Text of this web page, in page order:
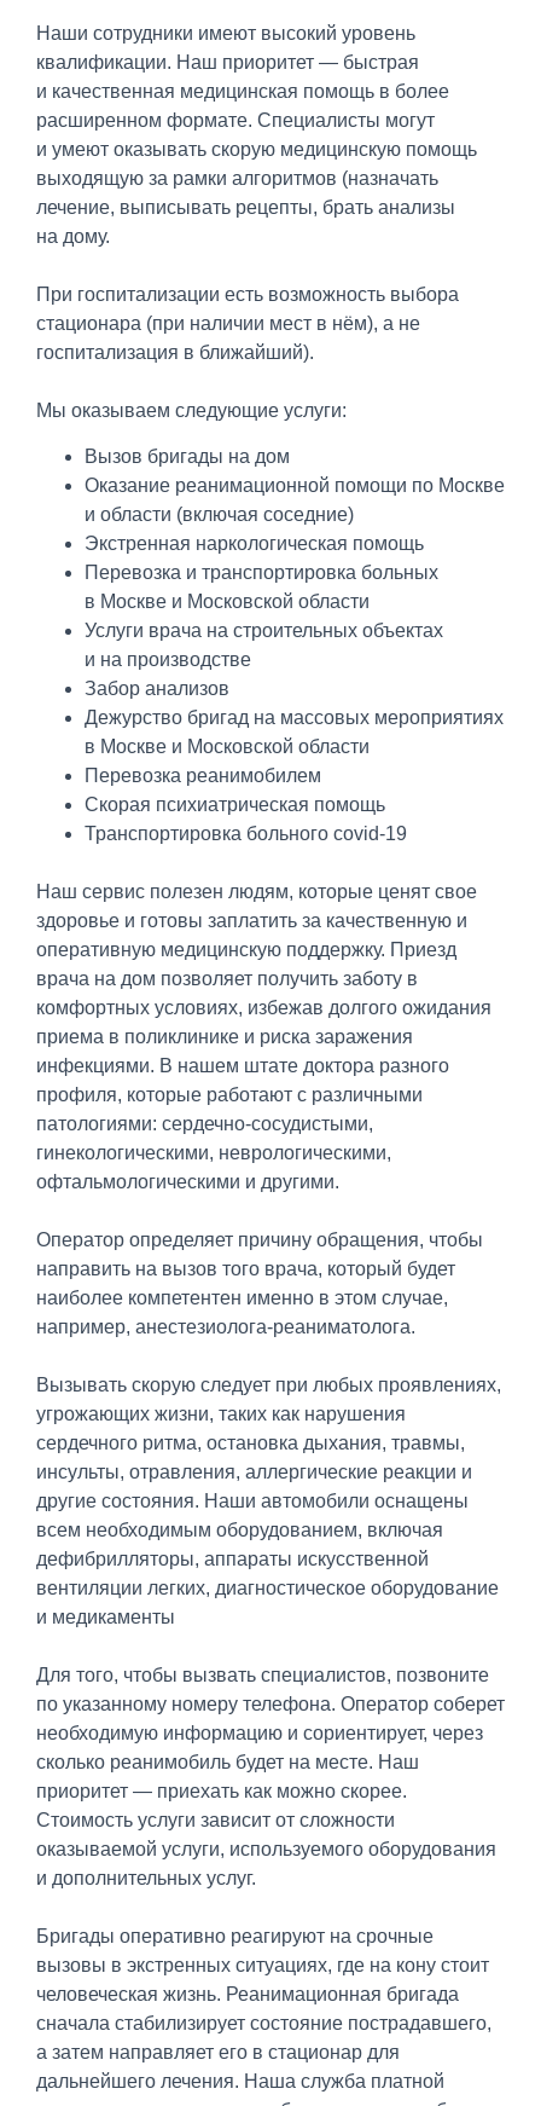
Наши сотрудники имеют высокий уровень
квалификации. Наш приоритет — быстрая
и качественная медицинская помощь в более
расширенном формате. Специалисты могут
и умеют оказывать скорую медицинскую помощь
выходящую за рамки алгоритмов (назначать
лечение, выписывать рецепты, брать анализы
на дому.
При госпитализации есть возможность выбора
стационара (при наличии мест в нём), а не
госпитализация в ближайший).
Мы оказываем следующие услуги:
Вызов бригады на дом
Оказание реанимационной помощи по Москве
и области (включая соседние)
Экстренная наркологическая помощь
Перевозка и транспортировка больных
в Москве и Московской области
Услуги врача на строительных объектах
и на производстве
Забор анализов
Дежурство бригад на массовых мероприятиях
в Москве и Московской области
Перевозка реанимобилем
Скорая психиатрическая помощь
Транспортировка больного covid-19
Наш сервис полезен людям, которые ценят свое
здоровье и готовы заплатить за качественную и
оперативную медицинскую поддержку. Приезд
врача на дом позволяет получить заботу в
комфортных условиях, избежав долгого ожидания
приема в поликлинике и риска заражения
инфекциями. В нашем штате доктора разного
профиля, которые работают с различными
патологиями: сердечно-сосудистыми,
гинекологическими, неврологическими,
офтальмологическими и другими.
Оператор определяет причину обращения, чтобы
направить на вызов того врача, который будет
наиболее компетентен именно в этом случае,
например, анестезиолога-реаниматолога.
Вызывать скорую следует при любых проявлениях,
угрожающих жизни, таких как нарушения
сердечного ритма, остановка дыхания, травмы,
инсульты, отравления, аллергические реакции и
другие состояния. Наши автомобили оснащены
всем необходимым оборудованием, включая
дефибрилляторы, аппараты искусственной
вентиляции легких, диагностическое оборудование
и медикаменты
Для того, чтобы вызвать специалистов, позвоните
по указанному номеру телефона. Оператор соберет
необходимую информацию и сориентирует, через
сколько реанимобиль будет на месте. Наш
приоритет — приехать как можно скорее.
Стоимость услуги зависит от сложности
оказываемой услуги, используемого оборудования
и дополнительных услуг.
Бригады оперативно реагируют на срочные
вызовы в экстренных ситуациях, где на кону стоит
человеческая жизнь. Реанимационная бригада
сначала стабилизирует состояние пострадавшего,
а затем направляет его в стационар для
дальнейшего лечения. Наша служба платной